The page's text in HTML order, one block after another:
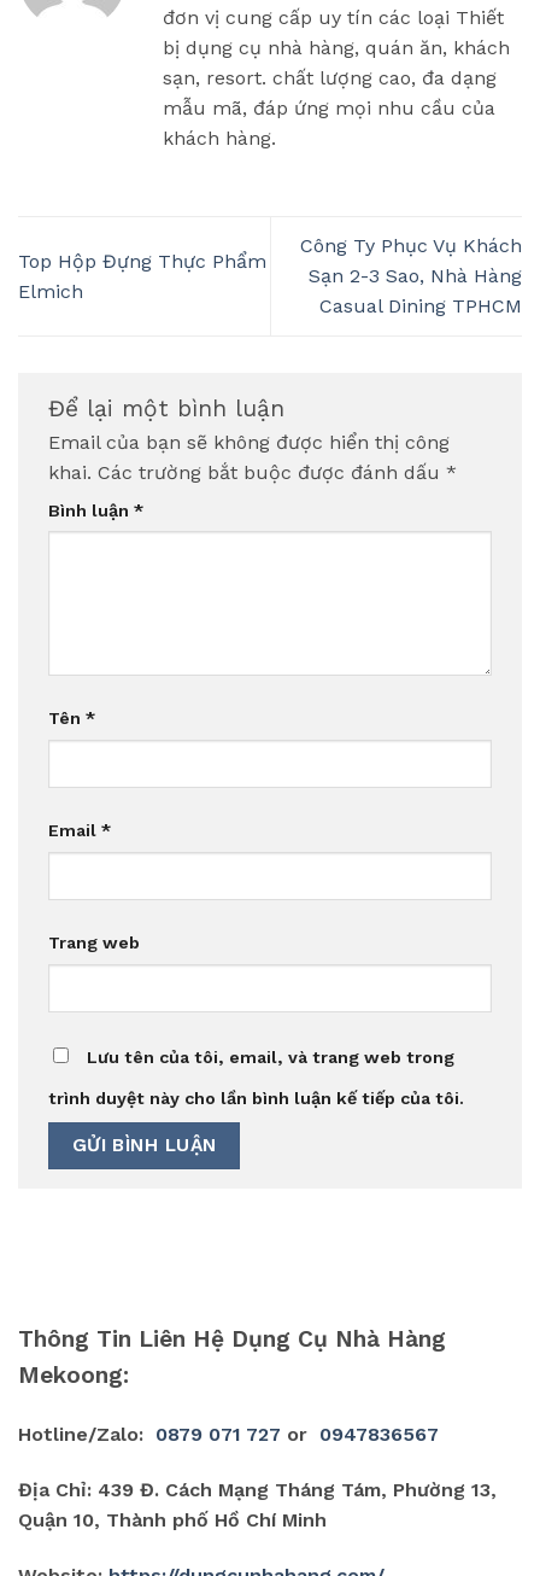
đơn vị cung cấp uy tín các loại Thiết
bị dụng cụ nhà hàng, quán ăn, khách
sạn, resort. chất lượng cao, đa dạng
mẫu mã, đáp ứng mọi nhu cầu của
khách hàng.
Top Hộp Đựng Thực Phẩm
Elmich
Công Ty Phục Vụ Khách
Sạn 2-3 Sao, Nhà Hàng
Casual Dining TPHCM
Để lại một bình luận
Email của bạn sẽ không được hiển thị công
khai. Các trường bắt buộc được đánh dấu *
Bình luận *
Tên *
Email *
Trang web
Lưu tên của tôi, email, và trang web trong
trình duyệt này cho lần bình luận kế tiếp của tôi.
Thông Tin Liên Hệ Dụng Cụ Nhà Hàng
Mekoong:
Hotline/Zalo: 0879 071 727 or 0947836567
Địa Chỉ: 439 Đ. Cách Mạng Tháng Tám, Phường 13,
Quận 10, Thành phố Hồ Chí Minh